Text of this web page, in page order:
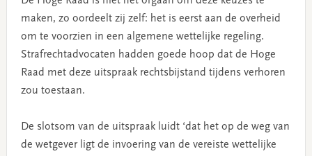
maken, zo oordeelt zij zelf: het is eerst aan de overheid
om te voorzien in een algemene wettelijke regeling.
Strafrechtadvocaten hadden goede hoop dat de Hoge
Raad met deze uitspraak rechtsbijstand tijdens verhoren
zou toestaan.
De slotsom van de uitspraak luidt ‘dat het op de weg van
de wetgever ligt de invoering van de vereiste wettelijke